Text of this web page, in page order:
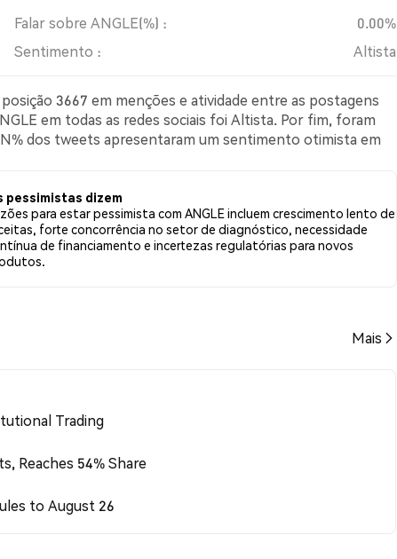
Falar sobre ANGLE(%) :
0.00%
Sentimento : Altista
3667 em menções e atividade entre as postagens
em todas as redes sociais foi Altista. Por fim, foram
dos tweets apresentaram um sentimento otimista em
pessimistas dizem
para estar pessimista com ANGLE incluem crescimento lento de
forte concorrência no setor de diagnóstico, necessidade
de financiamento e incertezas regulatórias para novos
Mais
Trading
Reaches 54% Share
to August 26